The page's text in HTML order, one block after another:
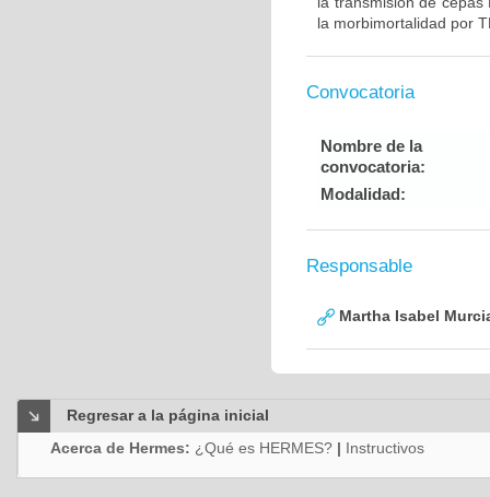
la morbimortalidad por
Convocatoria
Nombre de la
convocatoria:
Modalidad:
Responsable
Martha Isabel
Regresar a la página inicial
Acerca de Hermes: ¿Qué es HERMES? | Instructivos